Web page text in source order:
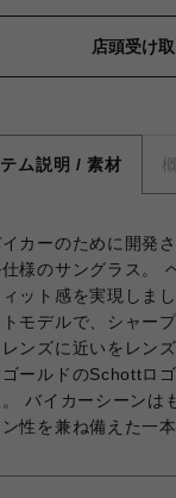
店頭受け取
ム説明 / 素材
イカーのために開発
仕様のサングラス。
ィット感を実現しま
トモデルで、シャー
レンズに近いをレン
ゴールドのSchottロ
バイカーシーンは
性を兼ね備えた一本